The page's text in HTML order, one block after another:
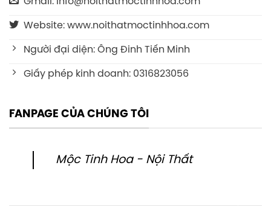
Website: www.noithatmoctinhhoa.com
Người đại diện: Ông Đinh Tiến Minh
Giấy phép kinh doanh: 0316823056
FANPAGE CỦA CHÚNG TÔI
Mộc Tinh Hoa - Nội Thất